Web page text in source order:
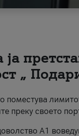
„
поместува
преку своето
А1